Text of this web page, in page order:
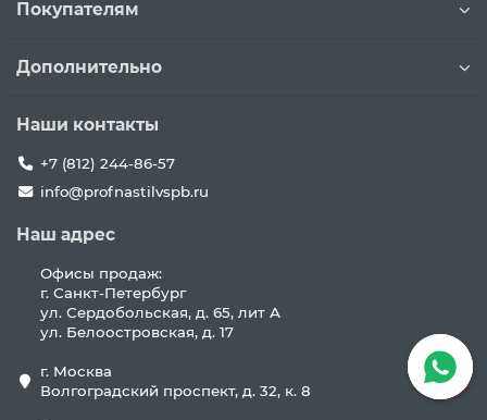
Покупателям
Дополнительно
Наши контакты
+7 (812) 244-86-57
info@profnastilvspb.ru
Наш адрес
Офисы продаж:
г. Санкт-Петербург
ул. Сердобольская, д. 65, лит А
ул. Белоостровская, д. 17
г. Москва
Волгоградский проспект, д. 32, к. 8